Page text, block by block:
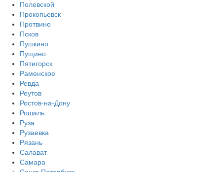
Полевской
Прокопьевск
Протвино
Псков
Пушкино
Пущино
Пятигорск
Раменское
Ревда
Реутов
Ростов-на-Дону
Рошаль
Руза
Рузаевка
Рязань
Салават
Самара